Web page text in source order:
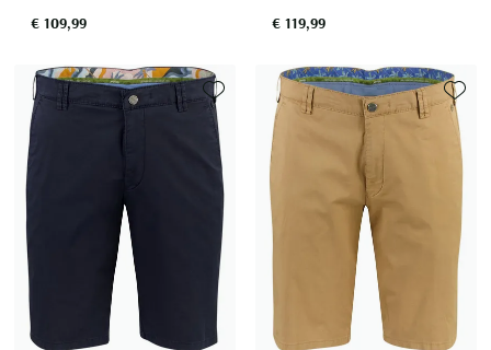
€ 109,99 € 119,99
Toevoegen aan favorieten